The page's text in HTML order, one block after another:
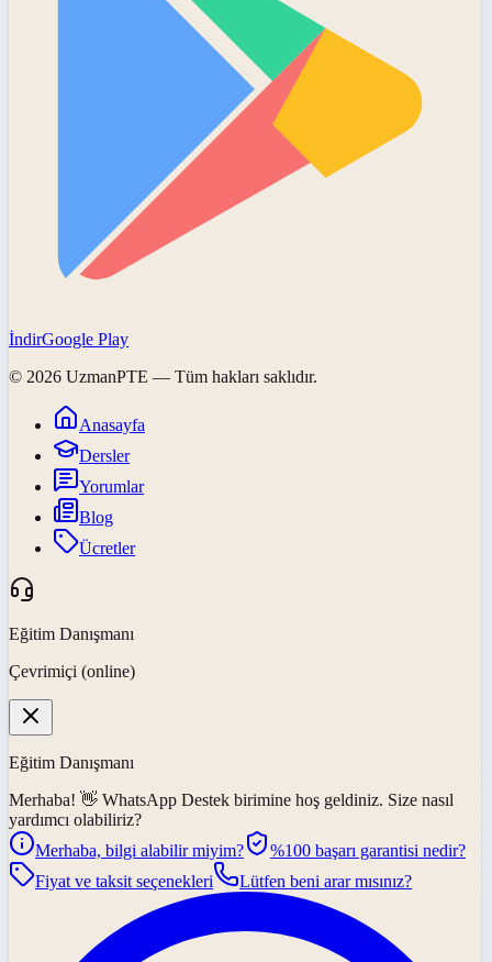
İndirGoogle Play
© 2026 UzmanPTE — Tüm hakları saklıdır.
Anasayfa
Dersler
Yorumlar
Blog
Ücretler
Eğitim Danışmanı
Çevrimiçi (online)
Eğitim Danışmanı
Merhaba! 👋 WhatsApp Destek birimine hoş geldiniz. Size nasıl
yardımcı olabiliriz?
Merhaba, bilgi alabilir miyim?
%100 başarı garantisi nedir?
Fiyat ve taksit seçenekleri
Lütfen beni arar mısınız?